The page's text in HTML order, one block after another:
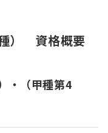
） 資格概要
・（甲種第4